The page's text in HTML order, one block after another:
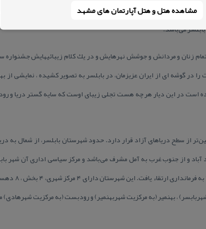
مشاهده هتل و هتل‌ آپارتمان های مشهد
سبز در استان مازندران با وسعت ۷/۳۴۵كیلومتر مربع كه حد شمالی آن دریای نیلگون خزر و حد شرقی آن
می‌باشد.
زنان و مردانش و جوشش نهرهایش و در یك كلام زیبائیهایش جشنواره
در گوشه ای از ایران عزیزمان، در بابلسر به تصویر كشیده ، نمایشی از
است در این دیار هر چه هست تجلی زیبای اوست كه سایه گستر دریا و
۷ متر بالاتر از سطح دریای خزر و ۲۲ متر پایین‌تر از سطح دریاهای آزاد قرار دارد. حدود شهرستان بابلسر،
آباد و از جنوب غرب به آمل مشرف می‌باشد و مركز سیاسی اداری آن شهر